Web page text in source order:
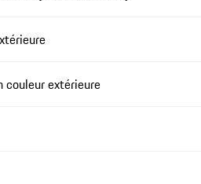
couleur extérieure